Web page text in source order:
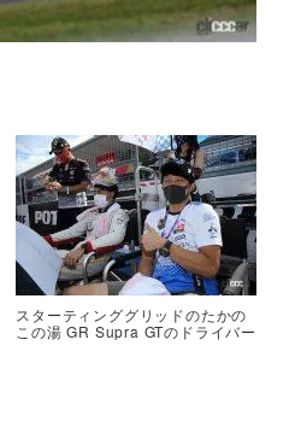
スターティンググリッドのたかの
この湯 GR Supra GTのドライバー